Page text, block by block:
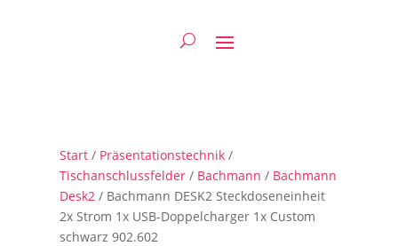
Start / Präsentationstechnik /
Tischanschlussfelder / Bachmann / Bachmann
Desk2 / Bachmann DESK2 Steckdoseneinheit
2x Strom 1x USB-Doppelcharger 1x Custom
schwarz 902.602